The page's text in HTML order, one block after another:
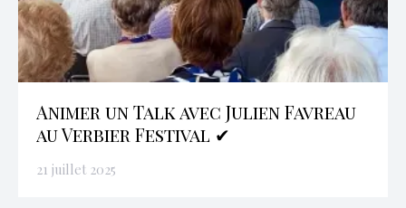
Animer un Talk avec Julien Favreau
au Verbier Festival ✔
21 juillet 2025